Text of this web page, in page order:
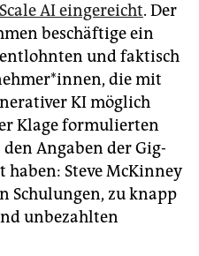
AI eingereicht. Der
beschäftige ein
und faktisch
die mit
KI möglich
Klage formulierten
Angaben der Gig-
Steve McKinney
Schulungen, zu knapp
unbezahlten